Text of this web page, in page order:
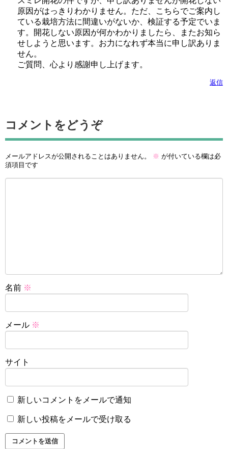
原因がはっきりわかりません。ただ、こちらでご案内し
ている栽培方法に間違いがないか、検証する予定でいま
す。開花しない原因が何かわかりましたら、またお知ら
せしようと思います。お力になれず本当に申し訳ありま
せん。
ご質問、心より感謝申し上げます。
返信
コメントをどうぞ
メールアドレスが公開されることはありません。 ※ が付いている欄は必
須項目です
名前 ※
メール ※
サイト
新しいコメントをメールで通知
新しい投稿をメールで受け取る